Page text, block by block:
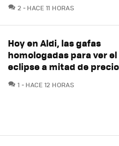
2 COMENTARIOS
HACE 11 HORAS
Hoy en Aldi, las gafas
homologadas para ver el
eclipse a mitad de precio
1 COMENTARIOS
HACE 12 HORAS